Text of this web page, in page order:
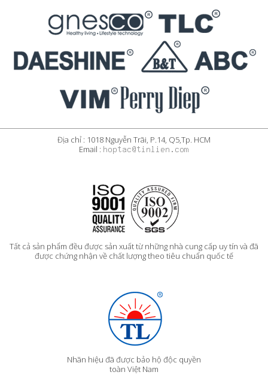
Địa chỉ : 1018 Nguyễn Trãi, P.14, Q5,Tp. HCM
Email :
Tất cả sản phẩm đều được sản xuất từ những nhà cung cấp uy tín và đã
được chứng nhận về chất lượng theo tiêu chuẩn quốc tế
Nhãn hiệu đã được bảo hộ độc quyền
toàn Việt Nam